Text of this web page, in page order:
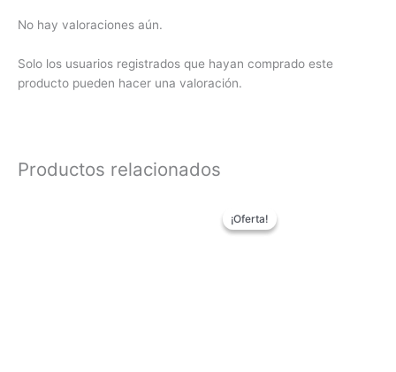
No hay valoraciones aún.
Solo los usuarios registrados que hayan comprado este
producto pueden hacer una valoración.
Productos relacionados
¡Oferta!
¡Oferta!
precio
original